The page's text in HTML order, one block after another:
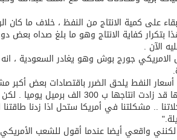
في مجال الطاقة
على كمية الانتاج من النفظ ، خلاف ما كان
بتكرار كفاية الانتاج وهو ما بلغ صداه بعض
الآن .
الامريكي جورج بوش وهو يغادر السعودية ، انه
النفط يلحق الضرر باقتصادات بعض أكبر
يوميا . لكن بوش ابلغ .
.. مشكلتنا في أمريكا ستحل اذا زدنا طاقتنا
300 ألف (برميل يوميا) لكنني واقعي أيضا عندما أقول للشعب